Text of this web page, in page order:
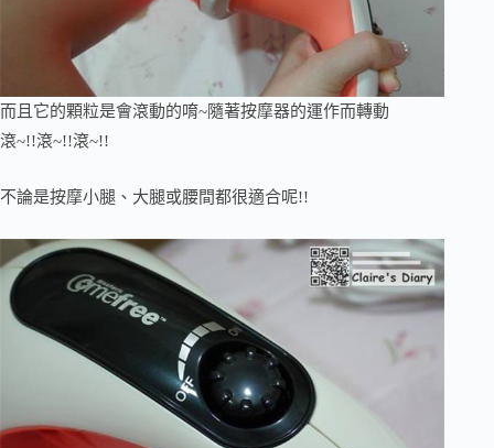
而且它的顆粒是會滾動的唷~隨著按摩器的運作而轉動
滾~!!滾~!!滾~!!
不論是按摩小腿、大腿或腰間都很適合呢!!